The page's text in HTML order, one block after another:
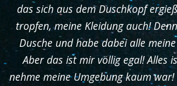
das sich aus dem Duschkopf
tropfen, meine Kleidung auch!
Dusche und habe dabei alle
Aber das ist mir völlig egal! Alles
nehme meine Umgebung kaum war!